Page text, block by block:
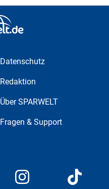
Datenschutz
Redaktion
Über SPARWELT
Fragen & Support